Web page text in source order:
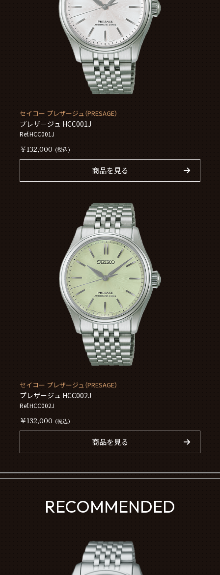
セイコー プレザージュ（PRESAGE）
プレザージュ HCC001J
Ref.HCC001J
￥132,000 (税込)
商品を見る
セイコー プレザージュ（PRESAGE）
プレザージュ HCC002J
Ref.HCC002J
￥132,000 (税込)
商品を見る
RECOMMENDED